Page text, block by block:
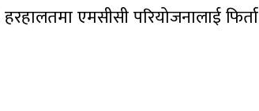
एमसीसी परियोजनालाई फिर्ता